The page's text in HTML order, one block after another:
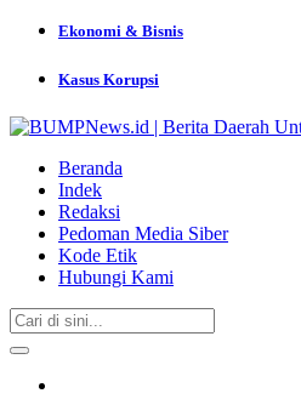
Ekonomi & Bisnis
Kasus Korupsi
Beranda
Indek
Redaksi
Pedoman Media Siber
Kode Etik
Hubungi Kami